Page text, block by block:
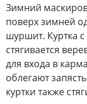
Зимний
поверх зимней
шуршит. Куртка
стягивается
для входа в
облегают
куртки также